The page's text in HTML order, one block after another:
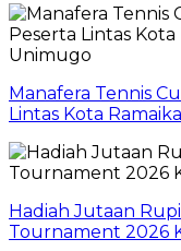
Manafera Tennis
Lintas Kota
Hadiah Jutaan
Tournament 2026